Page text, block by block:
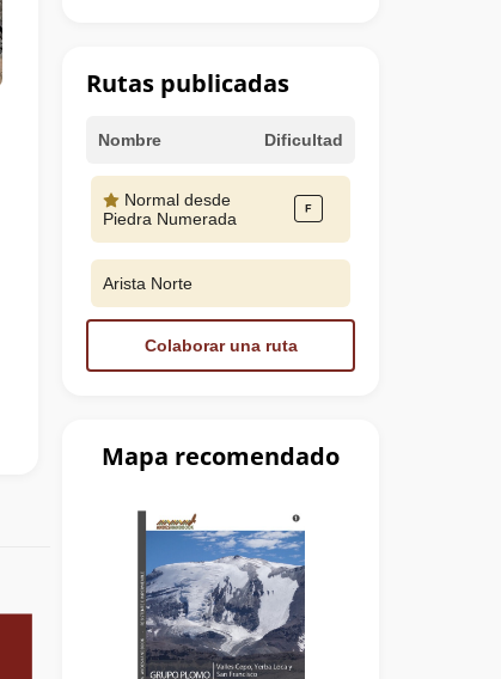
Rutas publicadas
Nombre Dificultad
Normal desde
Piedra Numerada
Arista Norte
Colaborar una ruta
Mapa recomendado